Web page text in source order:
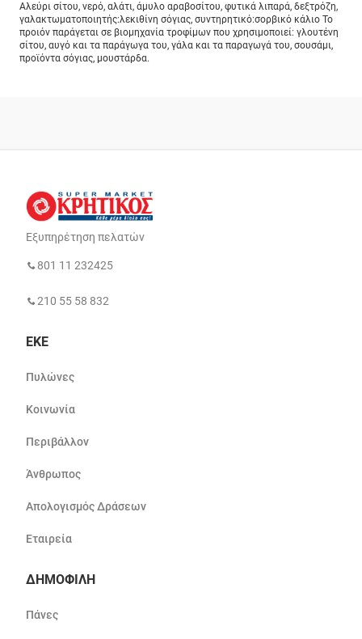
Αλεύρι σίτου, νερό, αλάτι, άµυλο αραβοσίτου, φυτικά λιπαρά, δεξτρόζη,
γαλακτωµατοποιητής:λεκιθίνη σόγιας, συντηρητικό:σορβικό κάλιο Το
προιόν παράγεται σε βιοµηχανία τροφίµων που χρησιµοποιεί: γλουτένη
σίτου, αυγό και τα παράγωγα του, γάλα και τα παραγωγά του, σουσάµι,
προϊόντα σόγιας, µουστάρδα.
Εξυπηρέτηση πελατών
801 11 232425
210 55 58 832
ΕΚΕ
Πυλώνες
Κοινωνία
Περιβάλλον
Άνθρωπος
Απολογισμός Δράσεων
Εταιρεία
ΔΗΜΟΦΙΛΗ
Πάνες